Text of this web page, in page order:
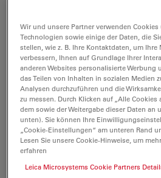
Wir und unsere Partner verwenden Cookies
Technologien sowie einige der Daten, die
stellen, wie z. B. Ihre Kontaktdaten, um Ihre
verbessern, Ihnen auf Grundlage Ihrer
anderen Websites personalisierte Werbung
das Teilen von Inhalten in sozialen Medien
Analysen durchzuführen und die
zu messen. Durch Klicken auf „Alle
dem sowie der Weitergabe dieser Daten an
unten). Sie können Ihre
„Cookie-Einstellungen“ am unteren Rand
Lesen Sie unsere Cookie-Hinweise, um
erfahren
Leica Microsystems Cookie Partners